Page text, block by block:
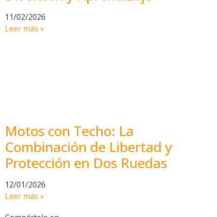
11/02/2026
Leer más »
Motos con Techo: La
Combinación de Libertad y
Protección en Dos Ruedas
12/01/2026
Leer más »